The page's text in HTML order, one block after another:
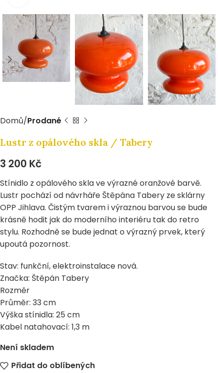
Domů Prodané
Lustr z opálového skla / Tabery
3 200 Kč
Stínidlo z opálového skla ve výrazné oranžové barvě.
Lustr pochází od návrháře Štěpána Tabery ze sklárny
OPP Jihlava. Čistým tvarem i výraznou barvou se bude
krásně hodit jak do moderního interiéru tak do retro
stylu. Rozhodně se bude jednat o výrazný prvek, který
upoutá pozornost.
Stav: funkční, elektroinstalace nová.
Značka: Štěpán Tabery
Rozměr
Průměr: 33 cm
Výška stínidla: 25 cm
Kabel natahovací: 1,3 m
Není skladem
Přidat do oblíbených